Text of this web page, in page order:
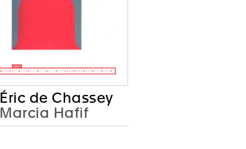
Éric de Chassey
Marcia Hafif